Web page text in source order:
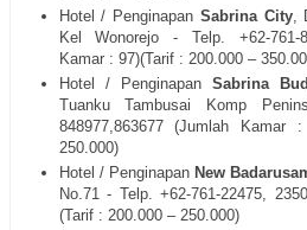
Hotel / Penginapan Sabrina City,
Kel Wonorejo - Telp. +62-761-
Kamar : 97)(Tarif : 200.000 –
Hotel / PenginapanSabrina
Tuanku Tambusai
Komp
848977,863677(Jumlah Kamar :
250.000)
Hotel / PenginapanNew
No.71- Telp. +62-761-22475,
(Tarif : 200.000 – 250.000)